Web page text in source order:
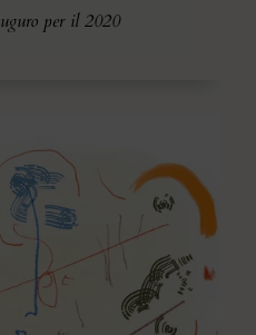
per il 2020